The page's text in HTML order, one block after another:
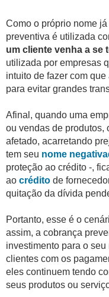
Como o próprio nome
preventiva é utilizada
um cliente venha a se
utilizada por empresas
intuito de fazer com
para evitar grandes
Afinal, quando uma
ou vendas de produtos,
afetado, acarretando
tem seu nome
proteção ao crédito -,
ao crédito de
quitação da dívida
Portanto, esse é o
assim, a cobrança
investimento para o
clientes com os
eles continuem tendo
seus produtos ou